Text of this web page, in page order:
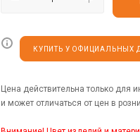
КУПИТЬ У ОФИЦИАЛЬНЫХ
Цена действительна только для
и может отличаться от цен в